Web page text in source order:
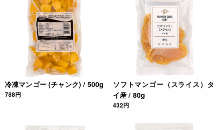
冷凍マンゴー (チャンク) / 500g
788円
ソフトマンゴー（スライス）タ
イ産 / 80g
432円